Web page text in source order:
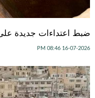
ضبط اعتداءات جديدة
16-07-2026 08:46 PM